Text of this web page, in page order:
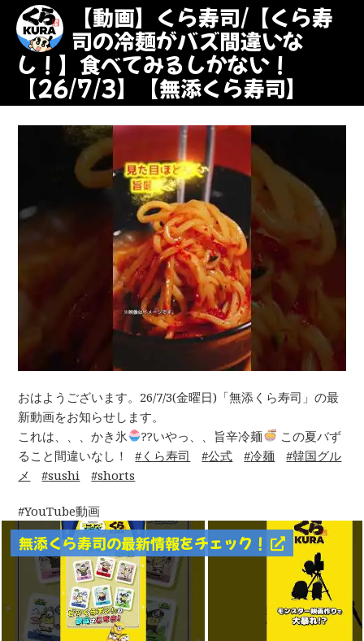
【動画】くら寿司/【くら寿
司の冷麺がバズ間違いな
し！】食べてみるしかない！
【26/7/3】【無添くら寿司】
おはようございます。26/7/3(金曜日)「無添くら寿司」の最
新動画をお知らせします。
これは、、、かき氷
??いやっ、、旨辛冷麺
この夏バず
ること間違いなし！
くら寿司 公式 冷麺
韓国グル
メ
sushi shorts
YouTube動画
無添くら寿司の最新情報をチェック！